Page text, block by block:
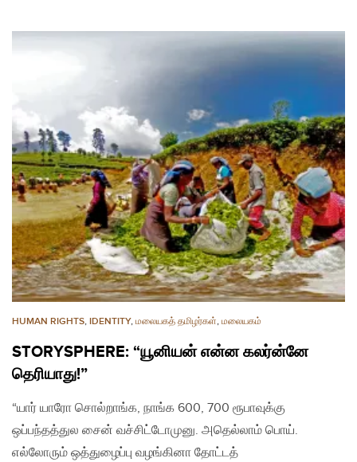
HUMAN RIGHTS, IDENTITY, மலையகத் தமிழர்கள், மலையகம்
STORYSPHERE: “யூனியன் என்ன கலர்ன்னே
தெரியாது!”
“யார் யாரோ சொல்றாங்க, நாங்க 600, 700 ரூபாவுக்கு
ஒப்பந்தத்துல சைன் வச்சிட்டோமுனு. அதெல்லாம் பொய்.
எல்லோரும் ஒத்துழைப்பு வழங்கினா தோட்டத்